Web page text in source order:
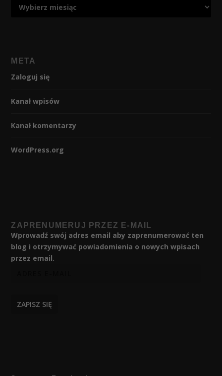
META
Zaloguj się
Kanał wpisów
Kanał komentarzy
WordPress.org
ZAPRENUMERUJ PRZEZ E-MAIL
Wprowadź swój adres email aby zaprenumerować ten
blog i otrzymywać powiadomienia o nowych wpisach
przez email.
ZAPISZ SIĘ